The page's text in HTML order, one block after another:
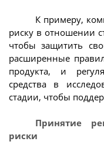
К примеру,
риску в отношении
чтобы защитить
расширенные
продукта, и
средства в
стадии, чтобы
Принятие
риски